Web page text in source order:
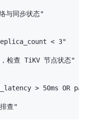
与同步状态"
< 3"
检查 TiKV 节点状态"
> 50ms OR
查"